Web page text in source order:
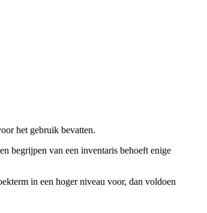
het gebruik bevatten.
begrijpen van een inventaris behoeft enige
in een hoger niveau voor, dan voldoen